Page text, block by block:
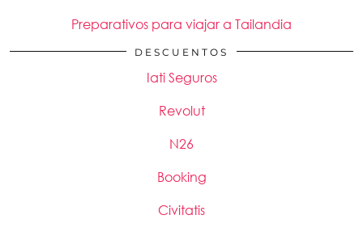
Preparativos para viajar a Tailandia
DESCUENTOS
Iati Seguros
Revolut
N26
Booking
Civitatis